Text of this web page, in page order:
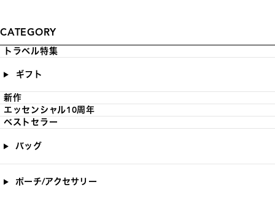
CATEGORY
トラベル特集
ギフト
新作
エッセンシャル10周年
ベストセラー
バッグ
ポーチ/アクセサリー